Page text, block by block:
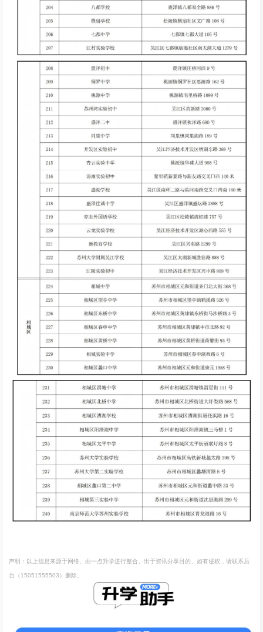
声明：以上信息来源于网络、由一点升学进行整合、出于资讯分享目的、如有侵权，请联系后
台（15051555503）删除。